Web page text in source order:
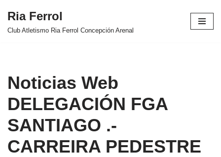
Saltar
Ria Ferrol
Club Atletismo Ria Ferrol Concepción Arenal
Noticias Web
DELEGACIÓN FGA
SANTIAGO .-
CARREIRA PEDESTRE